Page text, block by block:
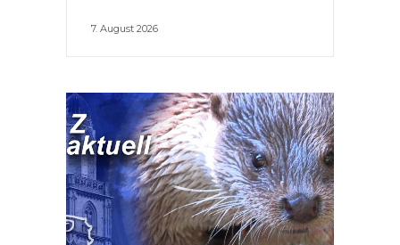
7. August 2026